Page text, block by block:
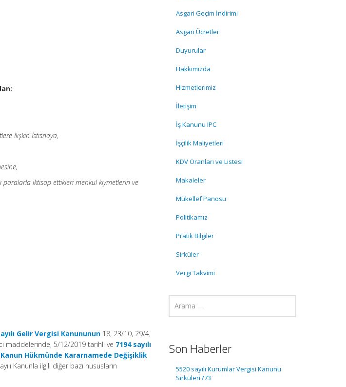
İlişkin İstisnaya,
paralarla iktisap ettikleri menkul kıymetlerin ve
Gelir Vergisi Kanununun 18, 23/10, 29/4,
maddelerinde, 5/12/2019 tarihli ve 7194 sayılı
Hükmünde Kararnamede Değişiklik
Kanunla ilgili diğer bazı hususların
Asgari Geçim İndirimi
Asgari Ücretler
Duyurular
Hakkımızda
Hizmetlerimiz
İletişim
İş Kanunu IPC
İşçilik Maliyetleri
KDV Oranları ve Listesi
Makaleler
Mükellef Panosu
Politikamız
Pratik Bilgiler
Sirküler
Vergi Takvimi
Son Haberler
5520 sayılı Kurumlar Vergisi Kanunu
Sirküleri /73